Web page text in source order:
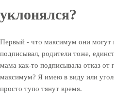
уклонялся?
Первый - что максимум они могут
подписывал, родители тоже,
мама как-то подписывала отказ от
максимум? Я имею в виду или
просто тупо тянут время.